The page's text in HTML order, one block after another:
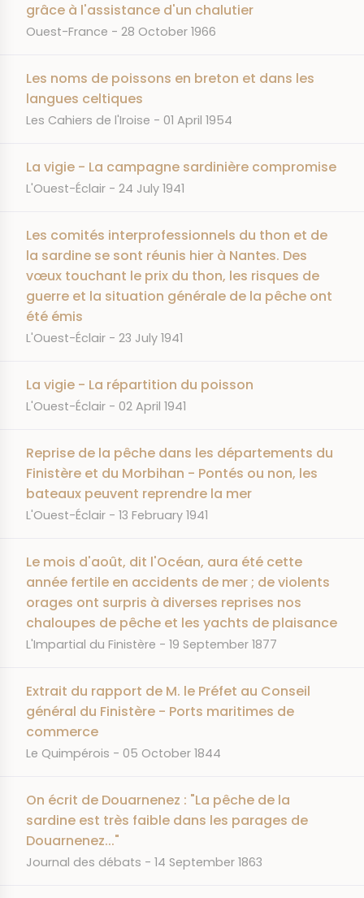
grâce à l'assistance d'un chalutier
JOURNAL
Ouest-France DATE
28 October 1966
Les noms de poissons en breton et dans les
langues celtiques
JOURNAL
Les Cahiers de l'Iroise DATE
01 April 1954
La vigie - La campagne sardinière compromise
JOURNAL
L'Ouest-Éclair DATE
24 July 1941
Les comités interprofessionnels du thon et de
la sardine se sont réunis hier à Nantes. Des
vœux touchant le prix du thon, les risques de
guerre et la situation générale de la pêche ont
été émis
JOURNAL
L'Ouest-Éclair DATE
23 July 1941
La vigie - La répartition du poisson
JOURNAL
L'Ouest-Éclair DATE
02 April 1941
Reprise de la pêche dans les départements du
Finistère et du Morbihan - Pontés ou non, les
bateaux peuvent reprendre la mer
JOURNAL
L'Ouest-Éclair DATE
13 February 1941
Le mois d'août, dit l'Océan, aura été cette
année fertile en accidents de mer ; de violents
orages ont surpris à diverses reprises nos
chaloupes de pêche et les yachts de plaisance
JOURNAL
L'Impartial du Finistère DATE
19 September 1877
Extrait du rapport de M. le Préfet au Conseil
général du Finistère - Ports maritimes de
commerce
JOURNAL
Le Quimpérois DATE
05 October 1844
On écrit de Douarnenez : "La pêche de la
sardine est très faible dans les parages de
Douarnenez..."
JOURNAL
Journal des débats DATE
14 September 1863